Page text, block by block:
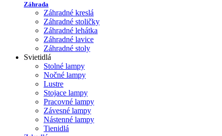
Záhrada
Záhradné kreslá
Záhradné stoličky
Záhradné lehátka
Záhradné lavice
Záhradné stoly
Svietidlá
Stolné lampy
Nočné lampy
Lustre
Stojace lampy
Pracovné lampy
Závesné lampy
Nástenné lampy
Tienidlá